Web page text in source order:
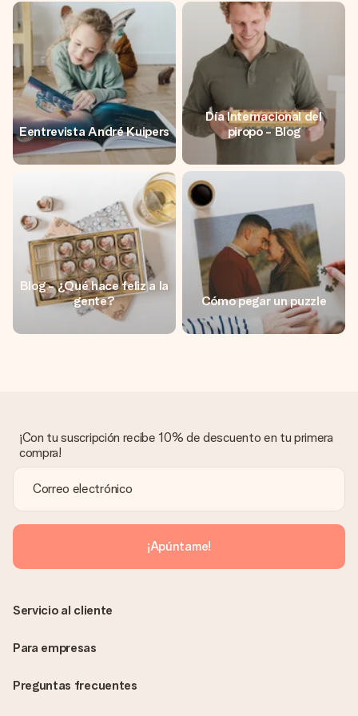
un mensaje que llegue al corazón. Sin complicaciones, solo
todo el amor para el momento.
Eentrevista André Kuipers
Día Internacional del
piropo - Blog
Blog - ¿Qué hace feliz a la
gente?
Cómo pegar un puzzle
¡Con tu suscripción recibe 10% de descuento en tu primera
compra!
¡Apúntame!
Preguntas frecuentes
Servicio al cliente
Para empresas